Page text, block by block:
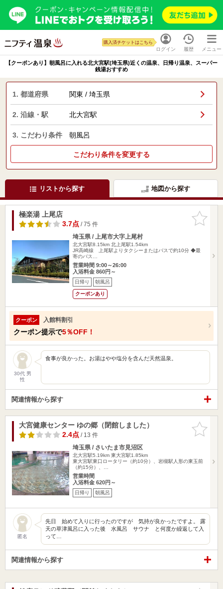
ログイン
購入済チケットはこちら
履歴 メニュー
【クーポンあり】朝風呂に入れる北大宮駅(埼玉県)近くの温泉、日帰り温泉、スーパー
銭湯おすすめ
1. 都道府県 関東 / 埼玉県
2. 沿線・駅 北大宮駅
3. こだわり条件 朝風呂
こだわり条件を変更する
リストから探す 地図から探す
お気に入
りに追加
極楽湯 上尾店
3.7点/ 75 件
埼玉県 / 上尾市大字上尾村
北大宮駅8.15km 北上尾駅1.54km
JR高崎線 上尾駅よりタクシーまたはバスで約10分 ◆最
寄のバス…
営業時間 9:00～26:00
入浴料金 860円～
日帰り 朝風呂
クーポンあり
クーポン 入館料割引
クーポン提示で5％OFF！
30代 男
性
食事が良かった。お湯はやや塩分を含んだ天然温泉。
関連情報から探す
お気に入
りに追加
大宮健康センター ゆの郷（閉館しました）
2.4点/ 13 件
埼玉県 / さいたま市見沼区
北大宮駅5.19km 東大宮駅1.85km
東大宮駅東口ロータリー（約10分）、岩槻駅人形の東玉前
（約15分）、…
営業時間
入浴料金 620円～
日帰り 朝風呂
匿名
先日 始めて入りに行ったのですが 気持が良かったですよ。 露
天の草津風呂に入った後 水風呂 サウナ と何度か繰返して入
って…
関連情報から探す